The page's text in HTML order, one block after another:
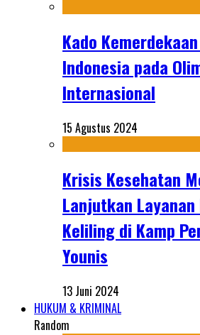
Kado
Indonesia pada
Internasional
15 Agustus 2024
Krisis Kesehatan
Lanjutkan
Keliling di Kamp
Younis
13 Juni 2024
HUKUM & KRIMINAL
Random